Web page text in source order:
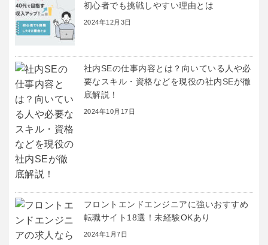
初心者でも挑戦しやすい理由とは
2024年12月3日
社内SEの仕事内容とは？向いている人や必
要なスキル・資格などを現役の社内SEが徹
底解説！
2024年10月17日
フロントエンドエンジニアに強いおすすめ
転職サイト18選！未経験OKあり
2024年1月7日